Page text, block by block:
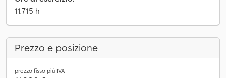
11.715 h
Prezzo e posizione
prezzo fisso più IVA